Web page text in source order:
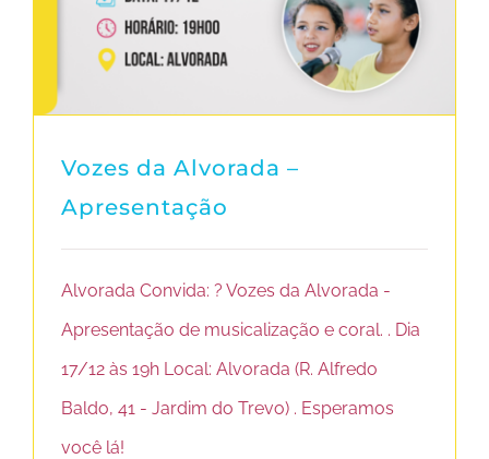
Vozes da Alvorada –
Apresentação
Alvorada Convida: ? Vozes da Alvorada -
Apresentação de musicalização e coral. . Dia
17/12 às 19h Local: Alvorada (R. Alfredo
Baldo, 41 - Jardim do Trevo) . Esperamos
você lá!